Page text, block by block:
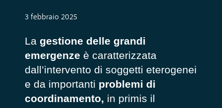
3 febbraio 2025
La gestione delle grandi
emergenze è caratterizzata
dall’intervento di soggetti eterogenei
e da importanti problemi di
coordinamento, in primis il